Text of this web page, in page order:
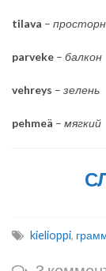
tilava –
parveke – балкон
vehreys – зелень
pehmeä – мягкий
kielioppi,